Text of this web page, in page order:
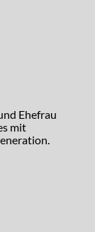
Ehefrau
mit